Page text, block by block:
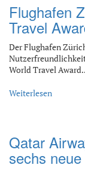
Flughafen
Travel
Der Flughafen
World Travel
Weiterlesen
Qatar
sechs